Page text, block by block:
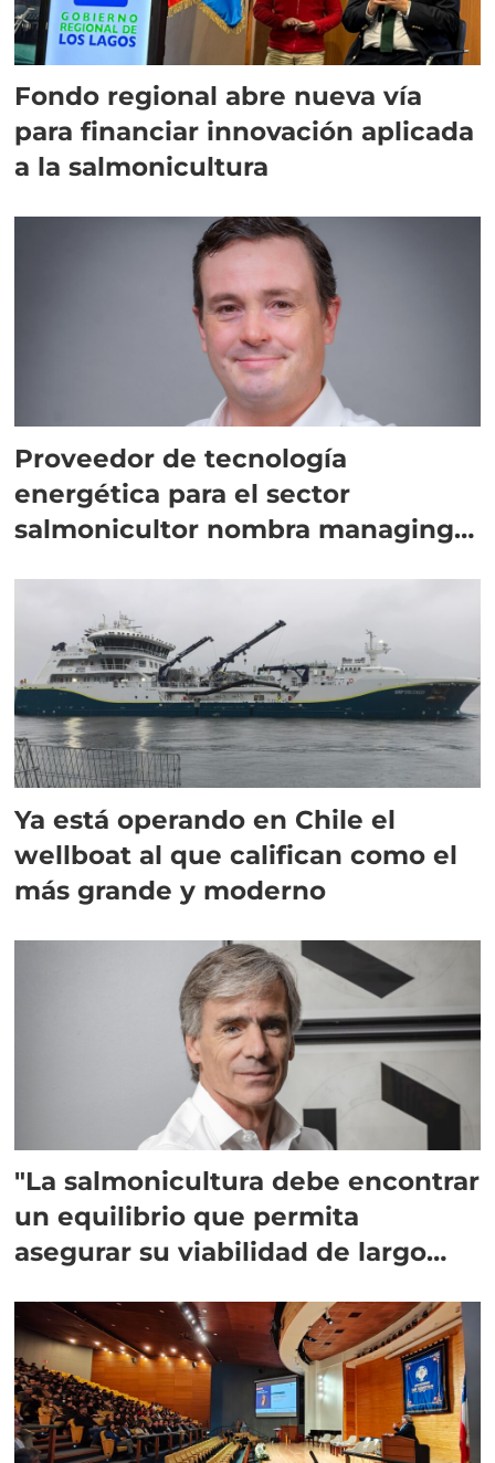
Fondo regional abre nueva vía
para financiar innovación aplicada
a la salmonicultura
Proveedor de tecnología
energética para el sector
salmonicultor nombra managing
Ya está operando en Chile el
wellboat al que califican como el
más grande y moderno
"La salmonicultura debe encontrar
un equilibrio que permita
asegurar su viabilidad de largo